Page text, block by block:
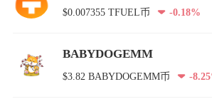
$0.007355 TFUEL币 -0.18%
BABYDOGEMM
$3.82 BABYDOGEMM币 -